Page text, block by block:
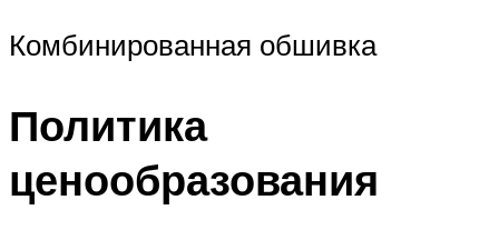
Комбинированная обшивка
Политика
ценообразования